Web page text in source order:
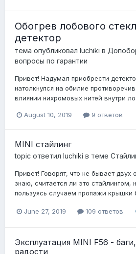
Обогрев лобового
детектор
тема опубликовал luchiki в
вопросы по гарантии
Привет! Надумал приобрести
натолкнулся на обилие
влиянии нихромовых нитей внутри
August 10, 2019 9 ответов
MINI стайлинг
topic ответил luchiki в теме
Привет! Говорят, что не бывает двух
знаю, считается ли это стайлингом,
пользуясь случаем пропажи крышки
June 27, 2019 109 ответов
Эксплуатация MINI F56 -
радости